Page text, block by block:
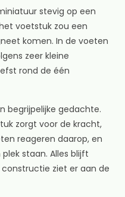
stevig op een
voetstuk zou een
komen. In de voeten
zeer kleine
rond de één
begrijpelijke gedachte.
zorgt voor de kracht,
reageren daarop, en
staan. Alles blijft
ziet er aan de